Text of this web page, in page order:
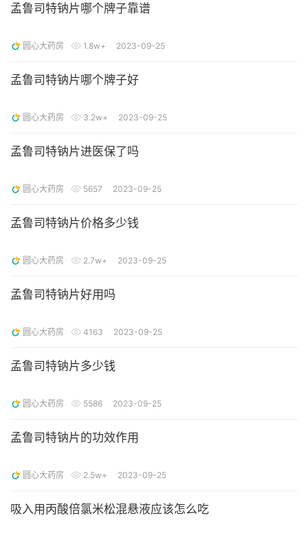
孟鲁司特钠片哪个牌子靠谱
圆心大药房 1.8w+ 2023-09-25
孟鲁司特钠片哪个牌子好
圆心大药房 3.2w+ 2023-09-25
孟鲁司特钠片进医保了吗
圆心大药房 5657 2023-09-25
孟鲁司特钠片价格多少钱
圆心大药房 2.7w+ 2023-09-25
孟鲁司特钠片好用吗
圆心大药房 4163 2023-09-25
孟鲁司特钠片多少钱
圆心大药房 5586 2023-09-25
孟鲁司特钠片的功效作用
圆心大药房 2.5w+ 2023-09-25
吸入用丙酸倍氯米松混悬液应该怎么吃